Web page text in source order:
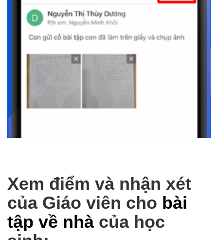
Xem điểm và nhận xét
của Giáo viên cho bài
tập về nhàcủa học